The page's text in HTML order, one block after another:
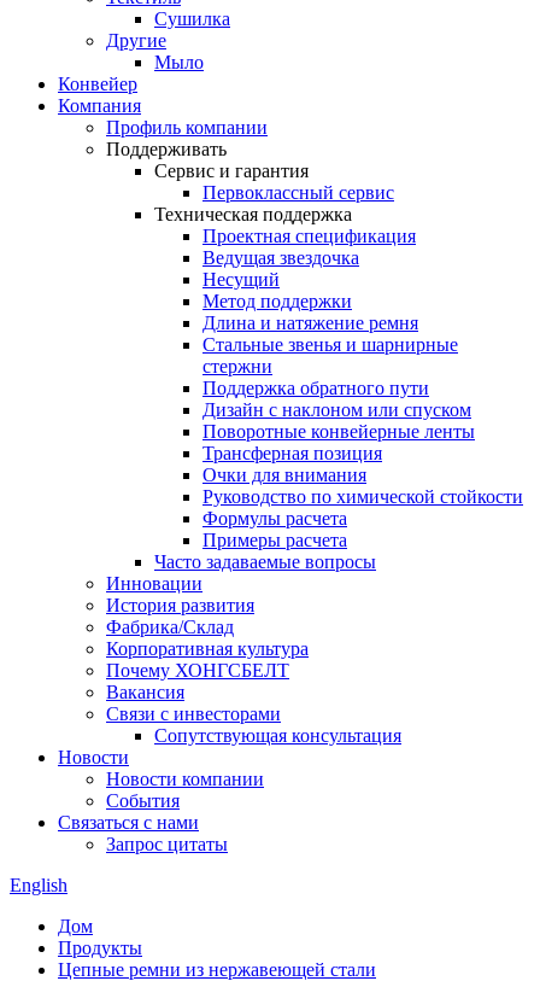
Сушилка
Другие
Мыло
Конвейер
Компания
Профиль компании
Поддерживать
Сервис и гарантия
Первоклассный сервис
Техническая поддержка
Проектная спецификация
Ведущая звездочка
Несущий
Метод поддержки
Длина и натяжение ремня
Стальные звенья и шарнирные
стержни
Поддержка обратного пути
Дизайн с наклоном или спуском
Поворотные конвейерные ленты
Трансферная позиция
Очки для внимания
Руководство по химической стойкости
Формулы расчета
Примеры расчета
Часто задаваемые вопросы
Инновации
История развития
Фабрика/Склад
Корпоративная культура
Почему ХОНГСБЕЛТ
Вакансия
Связи с инвесторами
Сопутствующая консультация
Новости
Новости компании
События
Связаться с нами
Запрос цитаты
English
Дом
Продукты
Цепные ремни из нержавеющей стали